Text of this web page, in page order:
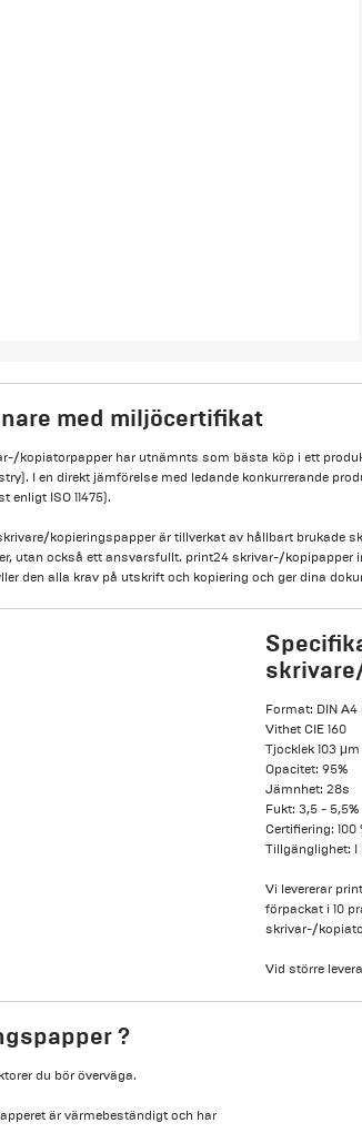
med miljöcertifikat
kopiatorpapper har utnämnts som bästa köp i ett
I en direkt jämförelse med ledande konkurrerande
enligt ISO 11475).
kopieringspapper är tillverkat av hållbart brukade
utan också ett ansvarsfullt. print24 skrivar-/
den alla krav på utskrift och kopiering och ger dina
Format: DIN
Vithet CIE 160
Tjocklek 103 μm
Opacitet: 95%
Jämnhet: 28s
Fukt: 3,5 - 5,5%
Certifiering: 100
Tillgänglighet: I
Vi levererar
förpackat i 10
skrivar-/
Vid större
?
du bör överväga.
är värmebeständigt och har